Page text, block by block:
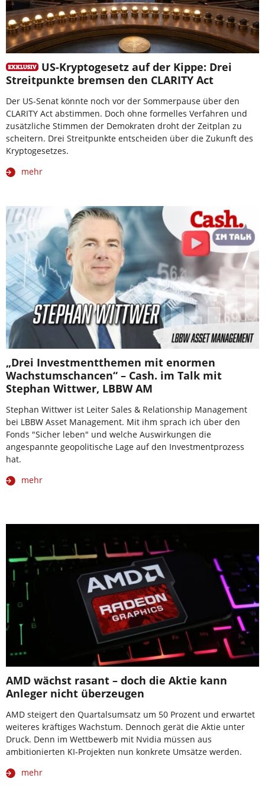
US-Kryptogesetz auf der Kippe: Drei
Streitpunkte bremsen den CLARITY Act
Der US-Senat könnte noch vor der Sommerpause über den
CLARITY Act abstimmen. Doch ohne formelles Verfahren und
zusätzliche Stimmen der Demokraten droht der Zeitplan zu
scheitern. Drei Streitpunkte entscheiden über die Zukunft des
Kryptogesetzes.
mehr
„Drei Investmentthemen mit enormen
Wachstumschancen“ – Cash. im Talk mit
Stephan Wittwer, LBBW AM
Stephan Wittwer ist Leiter Sales & Relationship Management
bei LBBW Asset Management. Mit ihm sprach ich über den
Fonds "Sicher leben" und welche Auswirkungen die
angespannte geopolitische Lage auf den Investmentprozess
hat.
mehr
AMD wächst rasant – doch die Aktie kann
Anleger nicht überzeugen
AMD steigert den Quartalsumsatz um 50 Prozent und erwartet
weiteres kräftiges Wachstum. Dennoch gerät die Aktie unter
Druck. Denn im Wettbewerb mit Nvidia müssen aus
ambitionierten KI-Projekten nun konkrete Umsätze werden.
mehr